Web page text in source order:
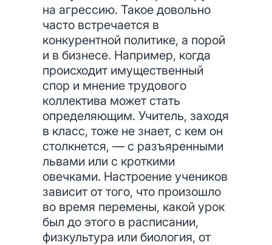
на агрессию. Такое довольно
часто встречается в
конкурентной политике, а порой
и в бизнесе. Например, когда
происходит имущественный
спор и мнение трудового
коллектива может стать
определяющим. Учитель, заходя
в класс, тоже не знает, с кем он
столкнется, — с разъяренными
львами или с кроткими
овечками. Настроение учеников
зависит от того, что произошло
во время перемены, какой урок
был до этого в расписании,
физкультура или биология, от